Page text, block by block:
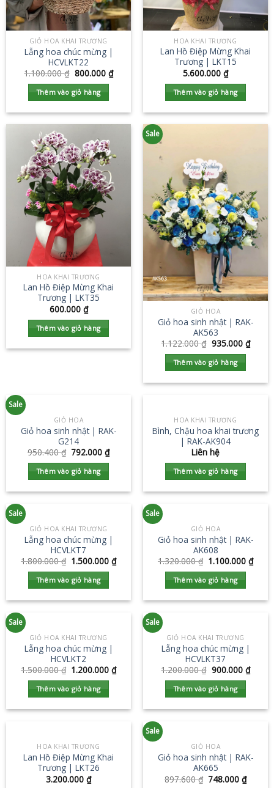
GIỎ HOA KHAI TRƯƠNG
Lẵng hoa chúc mừng |
HCVLKT22
1.100.000₫ 800.000 ₫
Thêm vào giỏ hàng
HOA KHAI TRƯƠNG
Lan Hồ Điệp Mừng Khai
Trương | LKT15
5.600.000 ₫
Thêm vào giỏ hàng
HOA KHAI TRƯƠNG
Lan Hồ Điệp Mừng Khai
Trương | LKT35
600.000 ₫
Thêm vào giỏ hàng
Sale
GIỎ HOA
Giỏ hoa sinh nhật | RAK-
AK563
1.122.000₫ 935.000 ₫
Thêm vào giỏ hàng
Sale
GIỎ HOA
Giỏ hoa sinh nhật | RAK-
G214
950.400₫ 792.000₫
Thêm vào giỏ hàng
HOA KHAI TRƯƠNG
Bình, Chậu hoa khai trương
| RAK-AK904
Liên hệ
Thêm vào giỏ hàng
Sale
GIỎ HOA KHAI TRƯƠNG
Lẵng hoa chúc mừng |
HCVLKT7
1.800.000₫ 1.500.000₫
Thêm vào giỏ hàng
Sale
GIỎ HOA
Giỏ hoa sinh nhật | RAK-
AK608
1.320.000₫ 1.100.000₫
Thêm vào giỏ hàng
Sale
GIỎ HOA KHAI TRƯƠNG
Lẵng hoa chúc mừng |
HCVLKT2
1.500.000₫ 1.200.000₫
Thêm vào giỏ hàng
Sale
GIỎ HOA KHAI TRƯƠNG
Lẵng hoa chúc mừng |
HCVLKT37
1.200.000₫ 900.000 ₫
Thêm vào giỏ hàng
HOA KHAI TRƯƠNG
Lan Hồ Điệp Mừng Khai
Trương | LKT26
3.200.000 ₫
Sale
GIỎ HOA
Giỏ hoa sinh nhật | RAK-
AK665
897.600₫ 748.000₫